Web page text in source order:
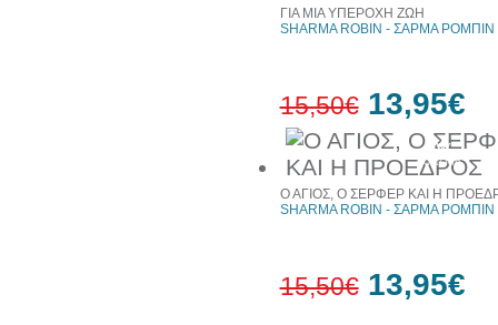
10%
έκπτωση
ΓΙΑ ΜΙΑ ΥΠΕΡΟΧΗ ΖΩΗ
SHARMA ROBIN - ΣΑΡΜΑ ΡΟΜΠΙΝ
15,50€ 13,95€
Ο ΑΓΙΟΣ, Ο ΣΕΡΦΕΡ ΚΑΙ Η
SHARMA ROBIN - ΣΑΡΜΑ ΡΟΜΠΙΝ
15,50€ 13,95€